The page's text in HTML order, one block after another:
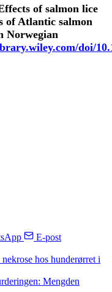
of salmon lice
of Atlantic salmon
Norwegian
doi/
E-post
hos hunderørret i
Mengden